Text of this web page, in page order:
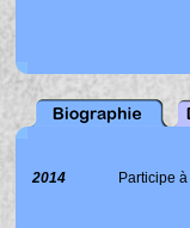
2014 Participe à